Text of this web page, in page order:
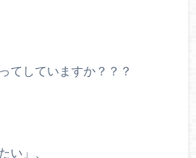
ってしていますか？？？
い」、